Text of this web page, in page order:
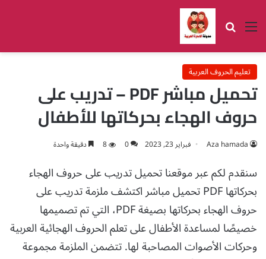
القائمة بحث عن
تعليم الحروف العربية
تحميل مباشر PDF – تدريب على
حروف الهجاء بحركاتها للأطفال
Aza hamada فبراير 23, 2023 0
8 دقيقة واحدة
سنقدم لكم عبر موقعنا تحميل تدريب على حروف الهجاء
بحركاتها PDF تحميل مباشر اكتشف ملزمة تدريب على
حروف الهجاء بحركاتها بصيغة PDF، التي تم تصميمها
خصيصًا لمساعدة الأطفال على تعلم الحروف الهجائية العربية
وحركات الأصوات المصاحبة لها. تتضمن الملزمة مجموعة